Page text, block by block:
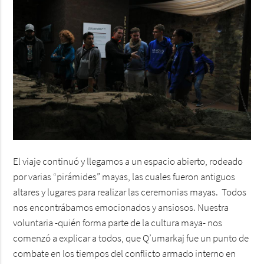
El viaje continuó y llegamos a un espacio abierto, rodeado
por varias “pirámides” mayas, las cuales fueron antiguos
altares y lugares para realizar las ceremonias mayas. Todos
nos encontrábamos emocionados y ansiosos. Nuestra
voluntaria -quién forma parte de la cultura maya- nos
comenzó a explicar a todos, que Q’umarkaj fue un punto de
combate en los tiempos del conflicto armado interno en